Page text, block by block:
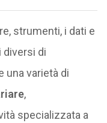
strumenti, i dati e
diversi di
una varietà di
,
specializzata a